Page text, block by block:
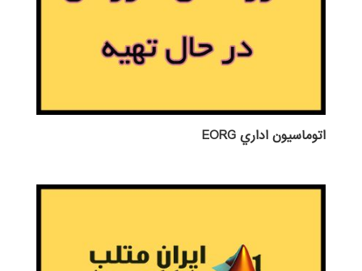
اتوماسيون اداري EORG